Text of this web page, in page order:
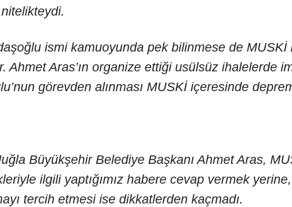
ismi kamuoyunda pek bilinmese de MUSKİ
Ahmet Aras’ın organize ettiği usülsüz ihalelerde
görevden alınması MUSKİ içeresinde
Büyükşehir Belediye Başkanı Ahmet Aras,
ilgili yaptığımız habere cevap vermek
tercih etmesi ise dikkatlerden kaçmadı.